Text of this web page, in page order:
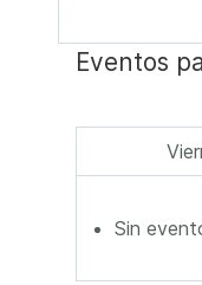
Eventos
Sin